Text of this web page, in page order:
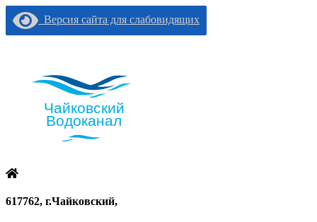
Версия сайта для слабовидящих
617762, г.Чайковский,